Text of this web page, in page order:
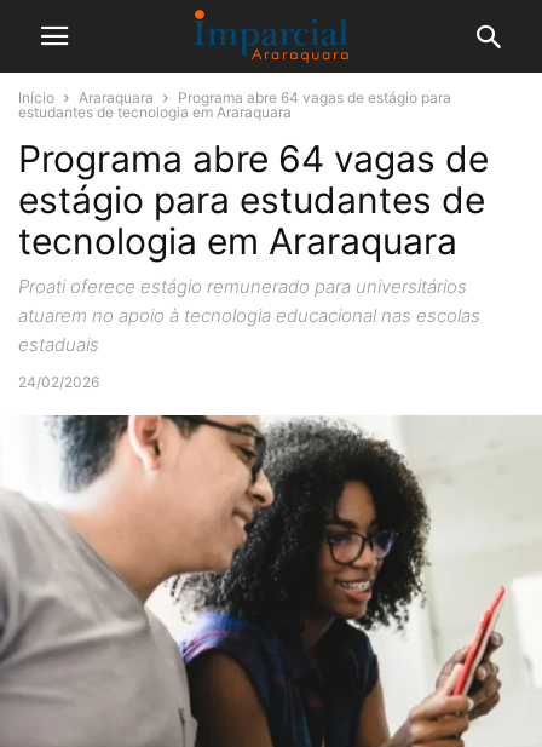
Início Araraquara
Programa abre 64 vagas de estágio para
estudantes de tecnologia em Araraquara
Programa abre 64 vagas de
estágio para estudantes de
tecnologia em Araraquara
Proati oferece estágio remunerado para universitários
atuarem no apoio à tecnologia educacional nas escolas
estaduais
24/02/2026